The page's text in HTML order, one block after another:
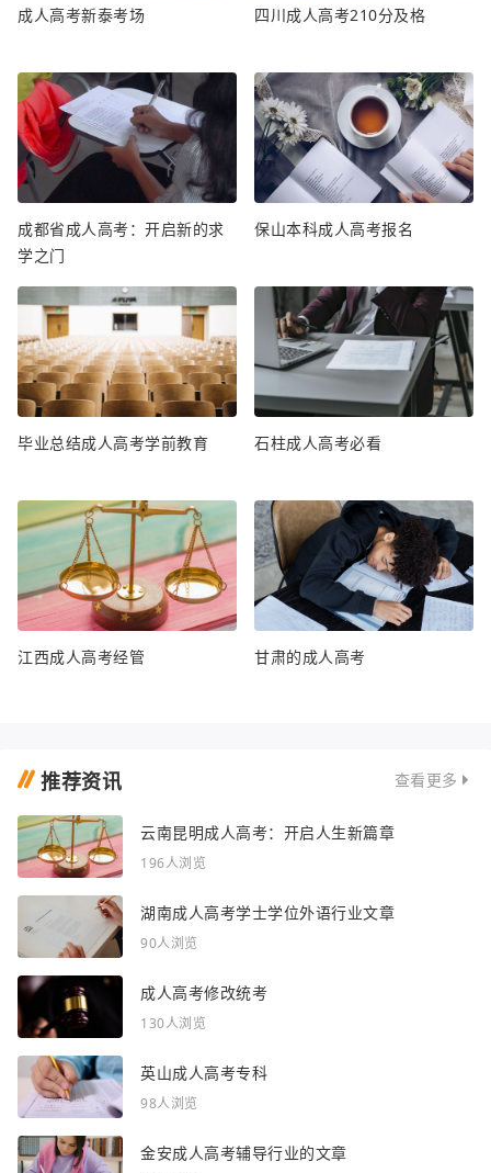
成人高考新泰考场 四川成人高考210分及格
成都省成人高考：开启新的求
学之门
保山本科成人高考报名
毕业总结成人高考学前教育 石柱成人高考必看
江西成人高考经管 甘肃的成人高考
推荐资讯 查看更多
云南昆明成人高考：开启人生新篇章
196人浏览
湖南成人高考学士学位外语行业文章
90人浏览
成人高考修改统考
130人浏览
英山成人高考专科
98人浏览
金安成人高考辅导行业的文章